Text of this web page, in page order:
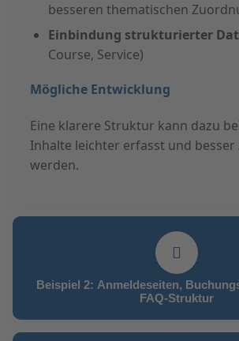
besseren thematischen
Einbindung strukturierter
Course, Service)
Mögliche Entwicklung
Eine klarere Struktur kann dazu
Inhalte leichter erfasst und
werden.
Beispiel 2: Anmeldeseiten,
FAQ-Struktur